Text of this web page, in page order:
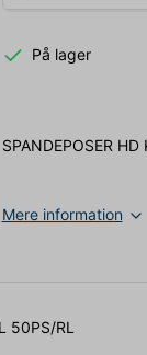
På lager
SPANDEPOSER
Mere information
50PS/RL